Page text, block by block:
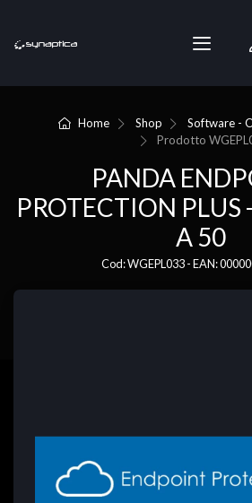
Home Shop
Software -
Prodotto
PANDA
PROTECTION PLUS
A 50
Cod: WGEPL033 - EAN: